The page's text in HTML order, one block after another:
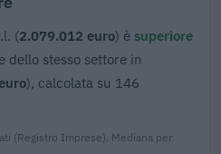
(2.079.012 euro) è superiore
dello stesso settore in
), calcolata su 146
(Registro Imprese). Mediana per